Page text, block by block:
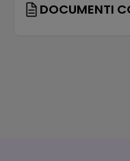
DOCUMENTI